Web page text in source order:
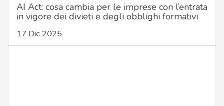
AI Act: cosa cambia per le imprese con l’entrata
in vigore dei divieti e degli obblighi formativi
17 Dic 2025